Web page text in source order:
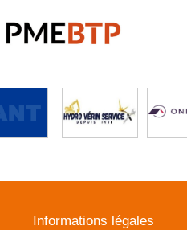
Informations légales